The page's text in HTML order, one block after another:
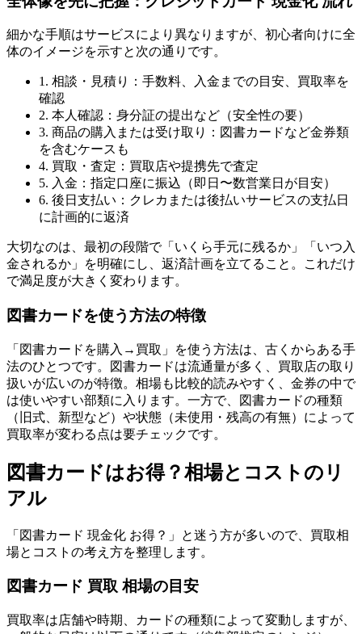
細かな手順はサービスにより異なりますが、初心者向けに全
体のイメージを示すと次の通りです。
1. 相談・見積り：手数料、入金までの目安、買取率を
確認
2. 本人確認：身分証の提出など（安全性の要）
3. 商品の購入または受け取り：図書カードなど金券類
を含むケースも
4. 買取・査定：買取店や提携先で査定
5. 入金：指定口座に振込（即日〜数営業日が目安）
6. 後日支払い：クレカまたは後払いサービスの支払日
に計画的に返済
大切なのは、最初の段階で「いくら手元に残るか」「いつ入
金されるか」を明確にし、返済計画を立てること。これだけ
で満足度が大きく変わります。
図書カードを使う方法の特徴
「図書カードを購入→買取」を使う方法は、古くからある手
法のひとつです。図書カードは流通量が多く、買取店の取り
扱いが広いのが特徴。相場も比較的読みやすく、金券の中で
は使いやすい部類に入ります。一方で、図書カードの種類
（旧式、新型など）や状態（未使用・残高の有無）によって
買取率が変わる点は要チェックです。
図書カードはお得？相場とコストのリ
アル
「図書カード 現金化 お得？」と迷う方が多いので、買取相
場とコストの考え方を整理します。
図書カード 買取 相場の目安
買取率は店舗や時期、カードの種類によって変動しますが、